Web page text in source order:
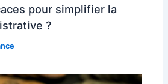
pour simplifier la
?